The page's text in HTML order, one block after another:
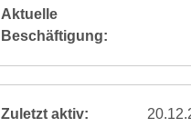
Aktuelle
Beschäftigung:
Zuletzt aktiv: